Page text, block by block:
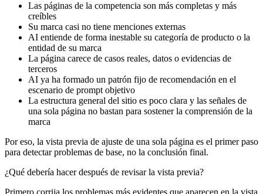
Las páginas de la competencia son más completas y más
creíbles
Su marca casi no tiene menciones externas
AI entiende de forma inestable su categoría de producto o la
entidad de su marca
La página carece de casos reales, datos o evidencias de
terceros
AI ya ha formado un patrón fijo de recomendación en el
escenario de prompt objetivo
La estructura general del sitio es poco clara y las señales de
una sola página no bastan para sostener la comprensión de la
marca
Por eso, la vista previa de ajuste de una sola página es el primer paso
para detectar problemas de base, no la conclusión final.
¿Qué debería hacer después de revisar la vista previa?